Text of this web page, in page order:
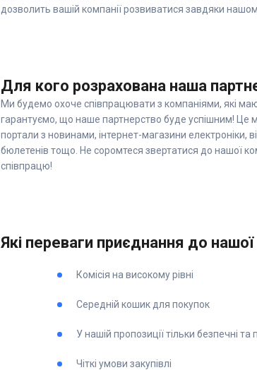
дозволить вашій компанії розвиватися завдяки
Для кого розрахована наша
Ми будемо охоче співпрацювати з компаніями, які
гарантуємо, що наше партнерство буде успішним! Це
портали з новинами, інтернет-магазини електроніки,
бюлетенів тощо. Не соромтеся звертатися до нашої
співпрацю!
Які переваги приєднання до
Комісія на високому рівні
Середній кошик для покупок
У нашій пропозиції тільки безпечні та
Чіткі умови закупівлі